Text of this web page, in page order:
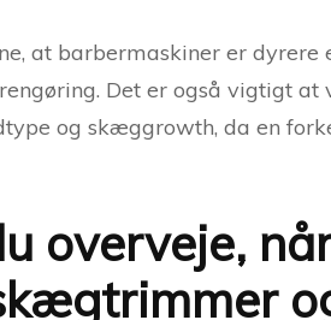
at barbermaskiner er
Det er også vigtigt
og skæggrowth, da en
overveje,